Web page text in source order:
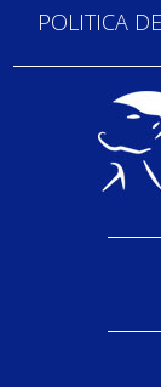
POLITICA